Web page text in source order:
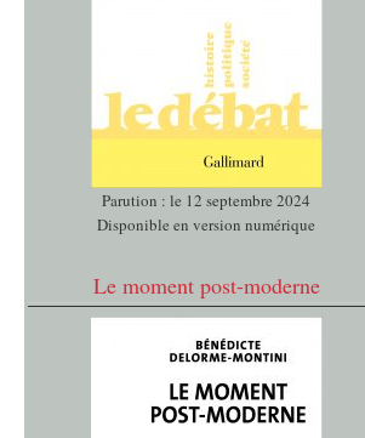
Parution : le 12 septembre 2024
Disponible en version numérique
Le moment post-moderne